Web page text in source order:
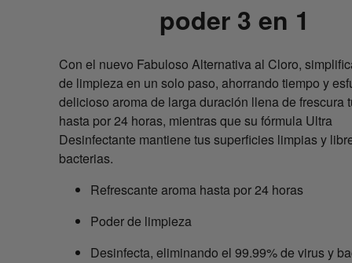
poder 3 en 1
Con el nuevo Fabuloso Alternativa al Cloro,
de limpieza en un solo paso, ahorrando tiempo y
delicioso aroma de larga duración llena de frescura
hasta por 24 horas, mientras que su fórmula Ultra
Desinfectante mantiene tus superficies limpias y
bacterias.
Refrescante aroma hasta por 24 horas
Poder de limpieza
Desinfecta, eliminando el 99.99% de virus y